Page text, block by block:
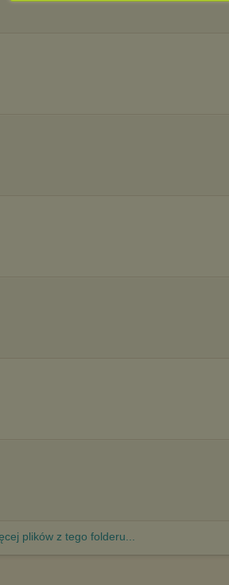
W przypadku braku twojej zgody na
(dostosowanie reklam do Twoich potrzeb,
Wyrażenie sprzeciwu spowoduje, że
będzie dopasowana do Twoich
Istnieje możliwość zmiany ustawień
sposób uniemożliwiający
urządzeniu końcowym. Można
dokonując odpowiednich zmian w
Pełną informację na ten temat
plików z tego folderu...